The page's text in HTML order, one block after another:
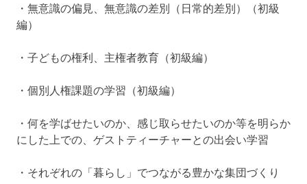
・無意識の偏見、無意識の差別（日常的差別）（初級
編）
・子どもの権利、主権者教育（初級編）
・個別人権課題の学習（初級編）
・何を学ばせたいのか、感じ取らせたいのか等を明らか
にした上での、ゲストティーチャーとの出会い学習
・それぞれの「暮らし」でつながる豊かな集団づくり